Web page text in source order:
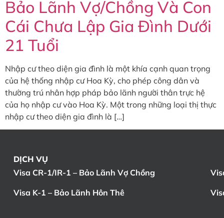
Bảo Lãnh Vợ/Chồng Và Con
Cái Chưa Lập Gia Đình Dưới
21 Tuổi
Nhập cư theo diện gia đình là một khía cạnh quan trọng
của hệ thống nhập cư Hoa Kỳ, cho phép công dân và
thường trú nhân hợp pháp bảo lãnh người thân trực hệ
của họ nhập cư vào Hoa Kỳ. Một trong những loại thị thực
nhập cư theo diện gia đình là […]
DỊCH VỤ
Visa CR-1/IR-1 – Bảo Lãnh Vợ Chồng
Visa K-1 – Bảo Lãnh Hôn Thê